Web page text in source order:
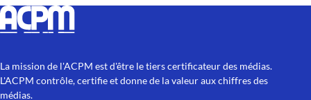
La mission de l'ACPM est d'être le tiers certificateur des médias.
L'ACPM contrôle, certifie et donne de la valeur aux chiffres des
médias.